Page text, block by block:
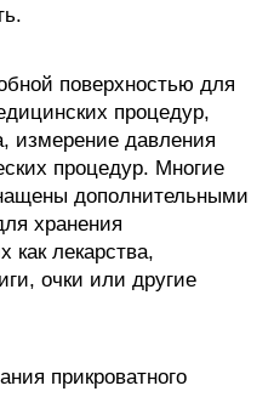
поверхностью для
процедур,
измерение давления
процедур. Многие
дополнительными
хранения
как лекарства,
очки или другие
прикроватного